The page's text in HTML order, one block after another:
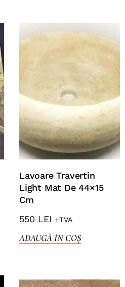
Lavoare Travertin
Light Mat De 44×15
Cm
550 LEI +TVA
ADAUGĂ ÎN COȘ